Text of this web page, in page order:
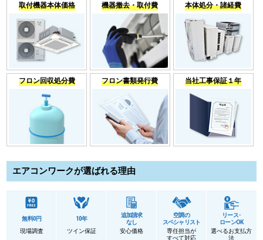
取付機器本体価格 機器撤去・取付費 本体処分・諸経費
フロン回収処分費 フロン書類発行費 当社工事保証１年
エアコンワークが選ばれる理由
無料0円
現場調査
10年
ツイン保証
追加請求
なし
安心価格
空調の
スペシャリスト
専任担当が
すべて対応
リース･
ローンOK
選べるお支払方
法